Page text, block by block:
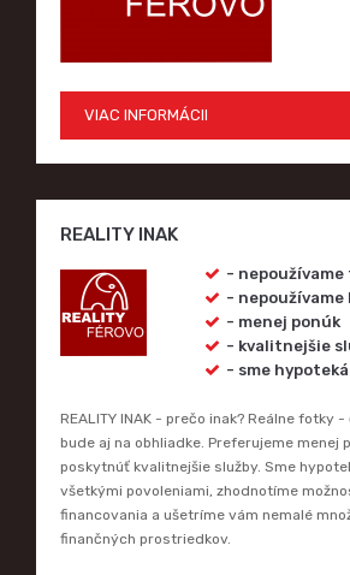
VIAC INFORMÁCII
REALITY INAK
-
-
- menej ponúk
- kvalitnejšie
- sme
REALITY INAK - prečo inak? Reálne fotky
bude aj na obhliadke. Preferujeme menej
poskytnúť kvalitnejšie služby. Sme
všetkými povoleniami, zhodnotíme
financovania a ušetríme vám nemalé
finančných prostriedkov.